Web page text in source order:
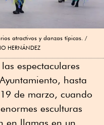
atractivos y danzas típicas.
HERNÁNDEZ
espectaculares
hasta
de marzo, cuando
esculturas
en llamas en un